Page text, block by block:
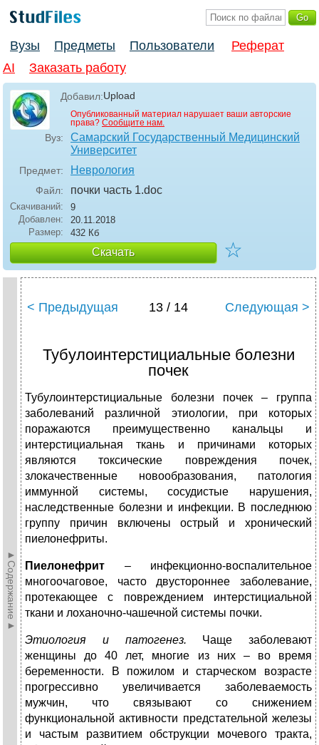
Вузы Предметы Пользователи
Реферат
AI
Заказать работу
Добавил:Upload
Опубликованный материал нарушает ваши авторские
права? Сообщите нам.
Вуз:
Самарский Государственный Медицинский
Университет
Предмет: Неврология
Файл: почки часть 1.doc
Скачиваний:
9
Добавлен:
20.11.2018
Размер:
432 Кб
Скачать ☆
►Содержание►
< Предыдущая 13 / 14 Следующая >
Тубулоинтерстициальные болезни
почек
Тубулоинтерстициальные болезни почек – группа
заболеваний различной этиологии, при которых
поражаются преимущественно канальцы и
интерстициальная ткань и причинами которых
являются токсические повреждения почек,
злокачественные новообразования, патология
иммунной системы, сосудистые нарушения,
наследственные болезни и инфекции. В последнюю
группу причин включены острый и хронический
пиелонефриты.
Пиелонефрит – инфекционно-воспалительное
многоочаговое, часто двустороннее заболевание,
протекающее с повреждением интерстициальной
ткани и лоханочно-чашечной системы почки.
Этиология и патогенез. Чаще заболевают
женщины до 40 лет, многие из них – во время
беременности. В пожилом и старческом возрасте
прогрессивно увеличивается заболеваемость
мужчин, что связывают со снижением
функциональной активности предстательной железы
и частым развитием обструкции мочевого тракта,